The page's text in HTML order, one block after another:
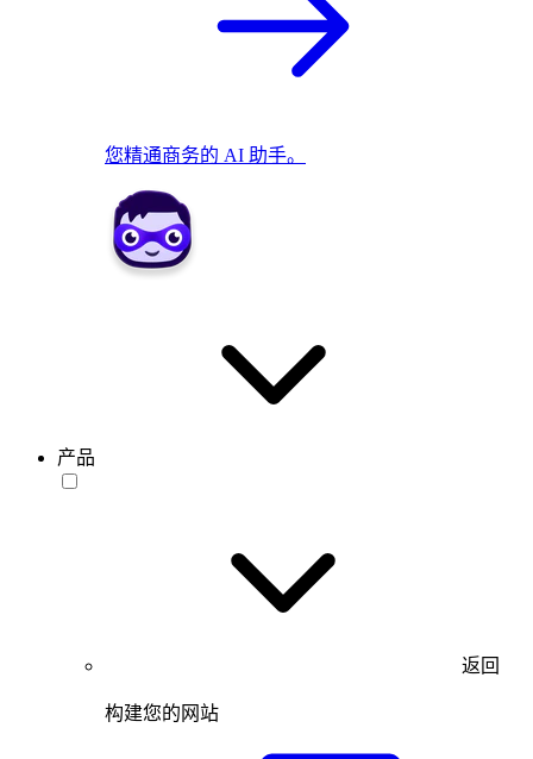
您精通商务的 AI 助手。
产品
返回
构建您的网站